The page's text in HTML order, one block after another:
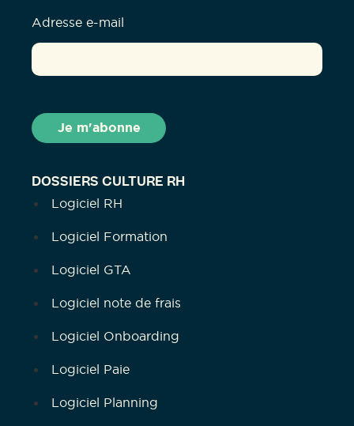
DOSSIERS CULTURE RH
Logiciel RH
Logiciel Formation
Logiciel GTA
Logiciel note de frais
Logiciel Onboarding
Logiciel Paie
Logiciel Planning
Adresse e-mail